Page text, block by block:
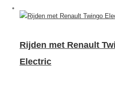
Rijden met Renault
Electric